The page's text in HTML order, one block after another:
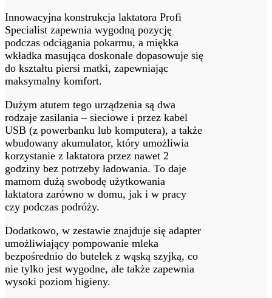
Innowacyjna konstrukcja laktatora Profi
Specialist zapewnia wygodną pozycję
podczas odciągania pokarmu, a miękka
wkładka masująca doskonale dopasowuje się
do kształtu piersi matki, zapewniając
maksymalny komfort.
Dużym atutem tego urządzenia są dwa
rodzaje zasilania – sieciowe i przez kabel
USB (z powerbanku lub komputera), a także
wbudowany akumulator, który umożliwia
korzystanie z laktatora przez nawet 2
godziny bez potrzeby ładowania. To daje
mamom dużą swobodę użytkowania
laktatora zarówno w domu, jak i w pracy
czy podczas podróży.
Dodatkowo, w zestawie znajduje się adapter
umożliwiający pompowanie mleka
bezpośrednio do butelek z wąską szyjką, co
nie tylko jest wygodne, ale także zapewnia
wysoki poziom higieny.